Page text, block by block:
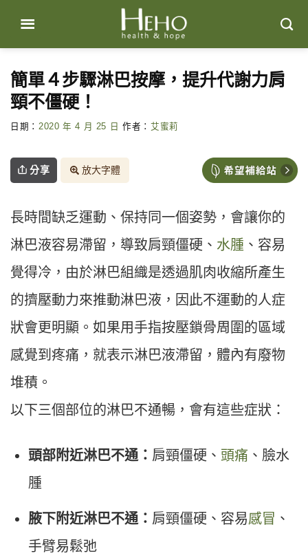
content
簡單４步驟淋巴按摩，提升代謝力肩
頸不僵硬！
日期： 2020 年 4 月 25 日 作者： 艾蜜莉
分享 放大字體
長時間缺乏運動、保持同一個姿勢，會讓你的
淋巴液容易滯留，導致肩頸僵硬、 水腫 、容易
覺得冷，由於淋巴組織是透過肌肉收縮所產生
的擠壓動力來推動淋巴液，因此不運動的人症
狀會更明顯。如果用手指按壓鎖骨周圍的區域
感覺到疼痛，就表示淋巴液滯留，體內有廢物
堆積。
以下三個部位的淋巴不通暢，會有這些症狀：
頭部附近淋巴不通： 肩頸僵硬、 頭痛 、臉水
腫
腋下附近淋巴不通： 肩頸僵硬、容易感冒 、
手臂易鬆弛